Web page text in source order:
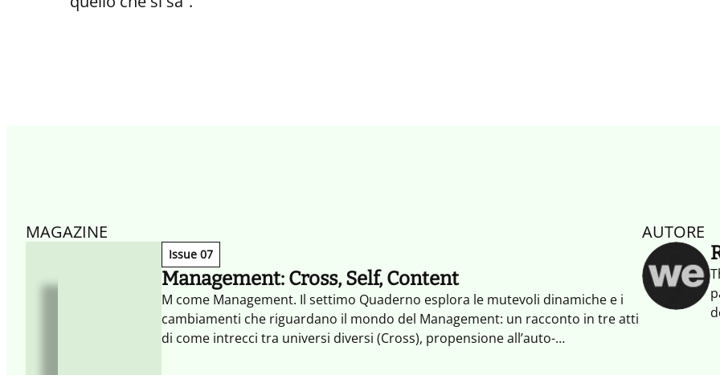
MAGAZINE
Issue 07
Management: Cross, Self, Content
M come Management. Il settimo Quaderno esplora le mutevoli dinamiche e i
cambiamenti che riguardano il mondo del Management: un racconto in tre atti
di come intrecci tra universi diversi (Cross), propensione all’auto-
AUTORE